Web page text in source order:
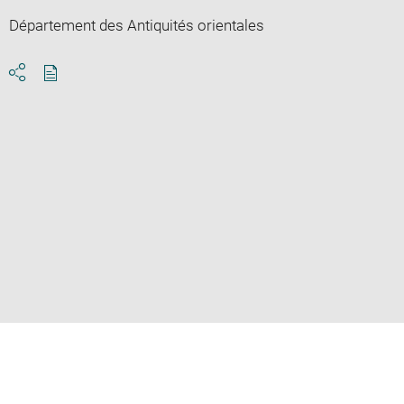
Département des Antiquités orientales